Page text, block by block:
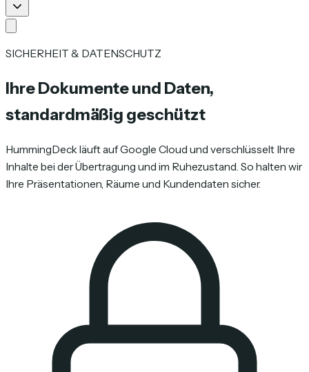
SICHERHEIT & DATENSCHUTZ
Ihre Dokumente und Daten,
standardmäßig geschützt
HummingDeck läuft auf Google Cloud und verschlüsselt Ihre
Inhalte bei der Übertragung und im Ruhezustand. So halten wir
Ihre Präsentationen, Räume und Kundendaten sicher.